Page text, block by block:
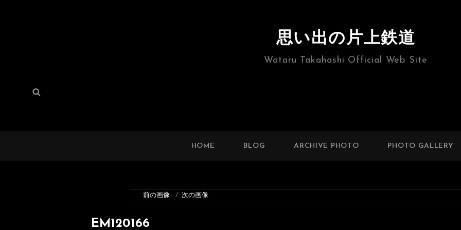
思い出の片上鉄道
Wataru Takahashi Official Web Site
検
HOME BLOG ARCHIVE PHOTO PHOTO GALLERY
前の画像 次の画像
EM120166